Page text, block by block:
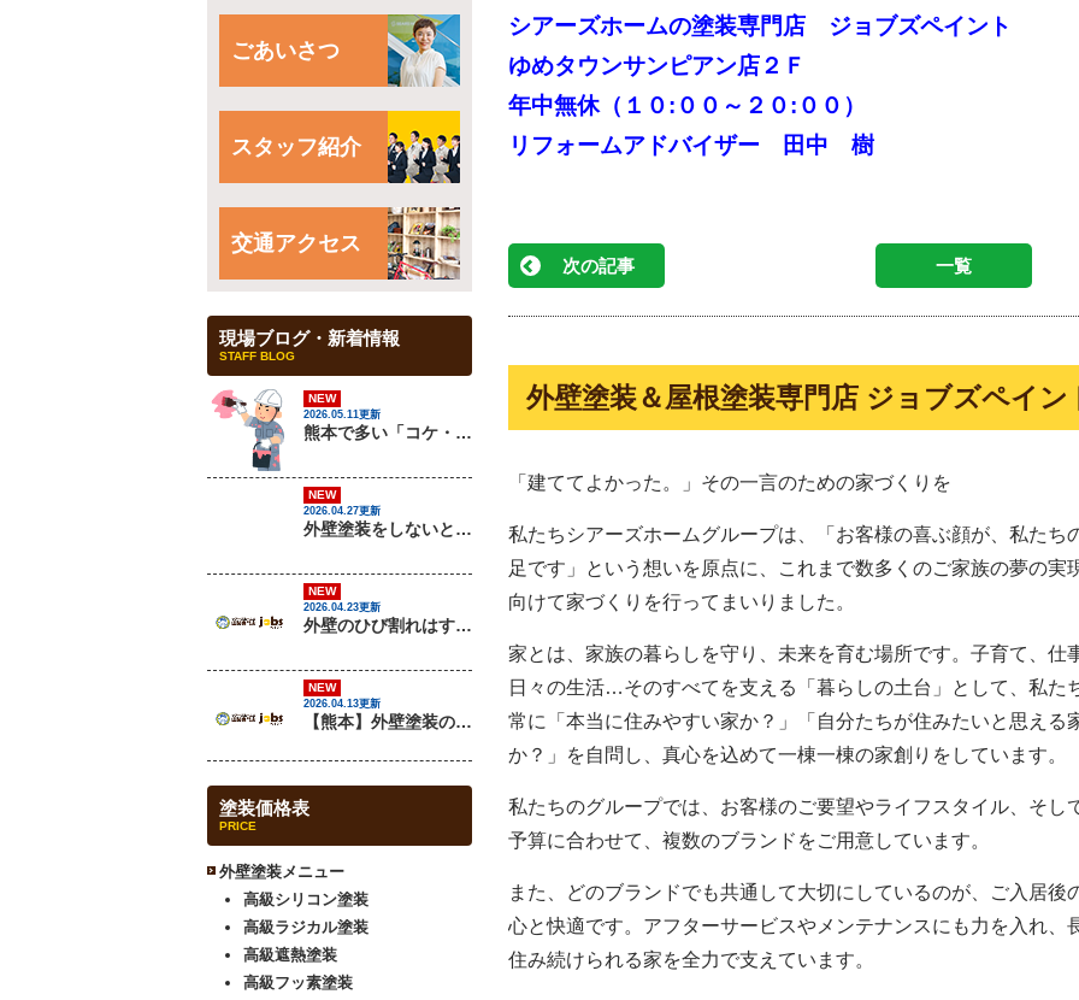
シアーズホームの塗装専門店 ジョブズペイント
ゆめタウンサンピアン店２Ｆ
年中無休（１０:００～２０:００）
リフォームアドバイザー 田中 樹
次の記事 一覧
外壁塗装＆屋根塗装専門店 ジョブズペイ
「建ててよかった。」その一言のための家づくりを
私たちシアーズホームグループは、「お客様の喜ぶ顔が、私たち
足です」という想いを原点に、これまで数多くのご家族の夢の実
向けて家づくりを行ってまいりました。
家とは、家族の暮らしを守り、未来を育む場所です。子育て、仕
日々の生活…そのすべてを支える「暮らしの土台」として、私た
常に「本当に住みやすい家か？」「自分たちが住みたいと思える
か？」を自問し、真心を込めて一棟一棟の家創りをしています。
私たちのグループでは、お客様のご要望やライフスタイル、そし
予算に合わせて、複数のブランドをご用意しています。
また、どのブランドでも共通して大切にしているのが、ご入居後
心と快適です。アフターサービスやメンテナンスにも力を入れ、
住み続けられる家を全力で支えています。
ごあいさつ
スタッフ紹介
交通アクセス
現場ブログ・新着情報
STAFF BLOG
NEW
2026.05.11更新
熊本で多い「コケ・カビ汚れ」の原因と対策を解説
NEW
2026.04.27更新
外壁塗装をしないとどうなる？放置リスクを解説
NEW
2026.04.23更新
外壁のひび割れはすぐ補修すべき？放置するとどうなる？
NEW
2026.04.13更新
【熊本】外壁塗装の最適な時期はいつ？失敗しないタイミングと注意点を解説
塗装価格表
PRICE
外壁塗装メニュー
高級シリコン塗装
高級ラジカル塗装
高級遮熱塗装
高級フッ素塗装